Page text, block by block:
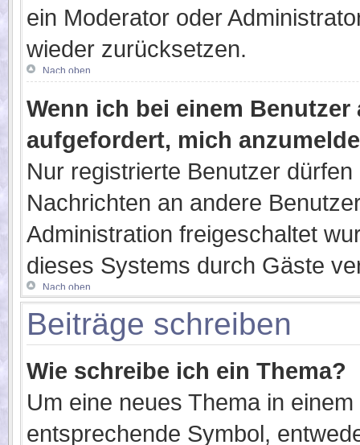
ein Moderator oder
wieder zurücksetzen.
Nach oben
Wenn ich bei einem
aufgefordert, mich
Nur registrierte Benutzer
Nachrichten an andere
Administration freigeschaltet
dieses Systems durch Gäste
Nach oben
Beiträge schreiben
Wie schreibe ich ein Thema?
Um eine neues Thema in
entsprechende Symbol,